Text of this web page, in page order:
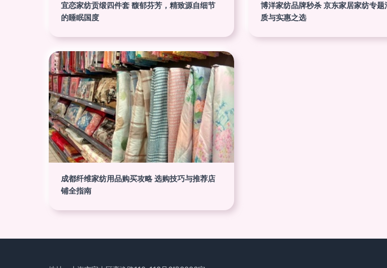
宜恋家纺贡缎四件套 馥郁芬芳，精致源自细节
的睡眠国度
博洋家纺品牌秒杀 京东家居家纺专题
质与实惠之选
成都纤维家纺用品购买攻略 选购技巧与推荐店
铺全指南